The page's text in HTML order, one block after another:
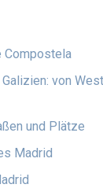
Compostela
von
und Plätze
Madrid